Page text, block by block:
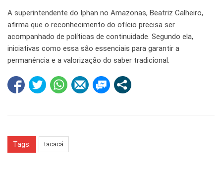
A superintendente do Iphan no Amazonas, Beatriz Calheiro,
afirma que o reconhecimento do ofício precisa ser
acompanhado de políticas de continuidade. Segundo ela,
iniciativas como essa são essenciais para garantir a
permanência e a valorização do saber tradicional.
Tags: tacacá